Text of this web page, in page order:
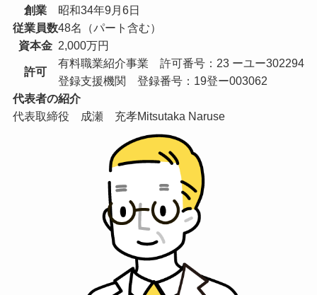
創業
昭和34年9月6日
従業員数48名（パート含む）
資本金 2,000万円
許可
有料職業紹介事業 許可番号：23 ーユー302294
登録支援機関 登録番号：19登ー003062
代表者の紹介
代表取締役 成瀬 充孝Mitsutaka Naruse